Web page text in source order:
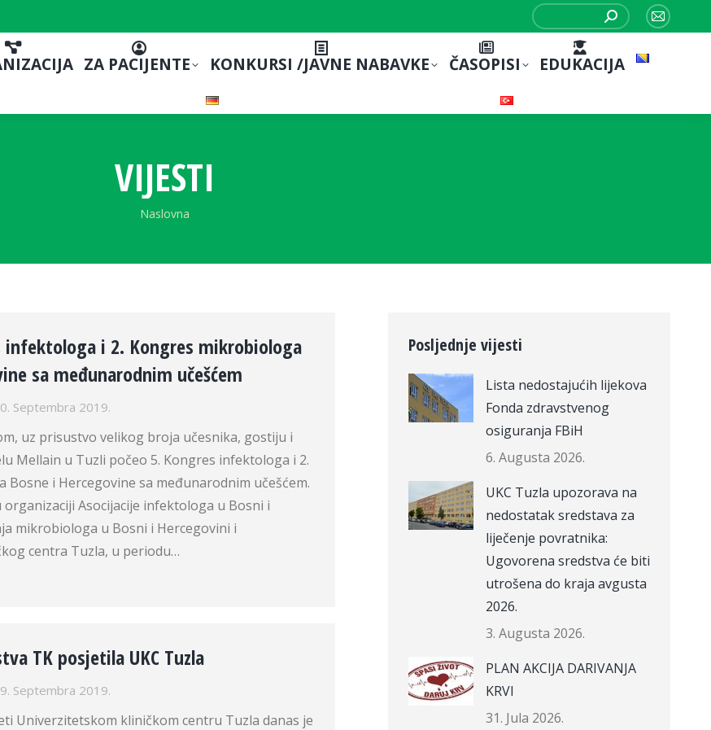
Search:
Mail
ZA PACIJENTE KONKURSI /JAVNE NABAVKE ČASOPISI EDUKACIJA
VIJESTI
You are here:
Naslovna
infektologa i 2. Kongres mikrobiologa
sa međunarodnim učešćem
Septembra 2019.
uz prisustvo velikog broja učesnika, gostiju i
Mellain u Tuzli počeo 5. Kongres infektologa i 2.
Bosne i Hercegovine sa međunarodnim učešćem.
organizaciji Asocijacije infektologa u Bosni i
mikrobiologa u Bosni i Hercegovini i
centra Tuzla, u periodu…
TK posjetila UKC Tuzla
Septembra 2019.
Univerzitetskom kliničkom centru Tuzla danas je
Posljednje vijesti
Lista nedostajućih lijekova
Fonda zdravstvenog
osiguranja FBiH
6. Augusta 2026.
UKC Tuzla upozorava na
nedostatak sredstava za
liječenje povratnika:
Ugovorena sredstva će biti
utrošena do kraja avgusta
2026.
3. Augusta 2026.
PLAN AKCIJA DARIVANJA
KRVI
31. Jula 2026.